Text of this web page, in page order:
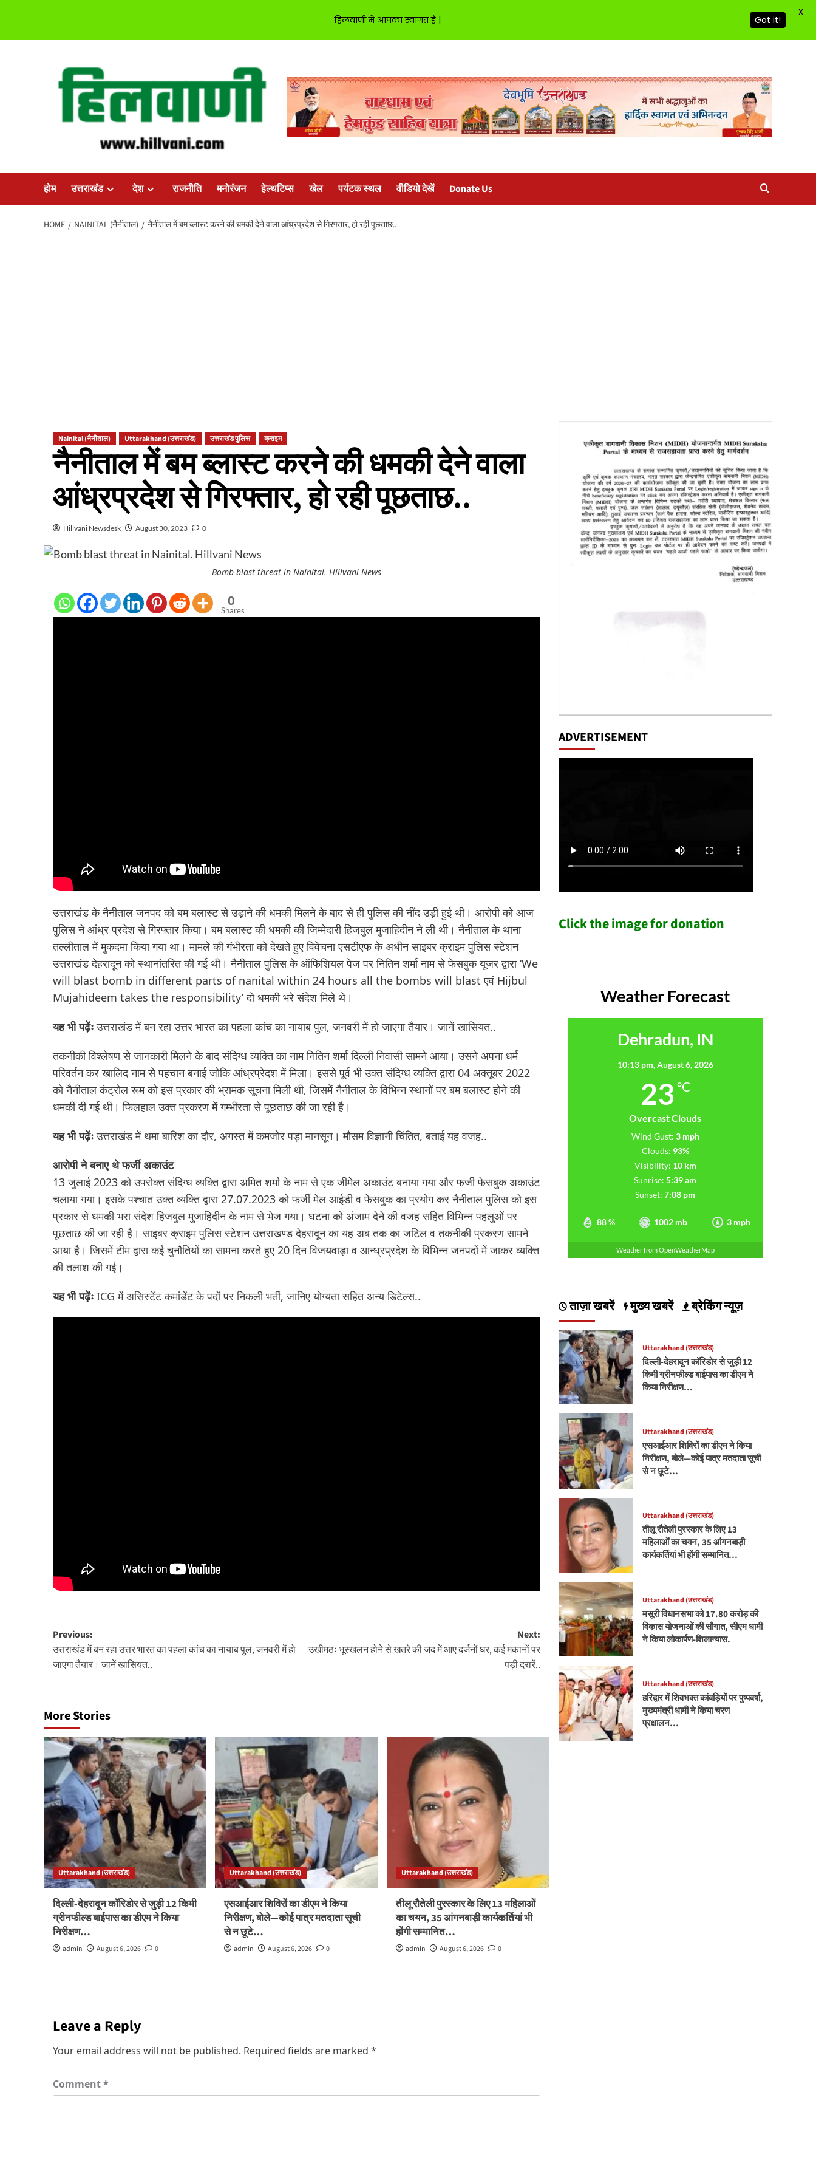
होम उत्तराखंड देश राजनीति मनोरंजन हेल्थटिप्स खेल पर्यटक स्थल वीडियो देखें Donate Us
HOME NAINITAL (नैनीताल) नैनीताल में बम ब्लास्ट करने की धमकी देने वाला आंध्रप्रदेश से गिरफ्तार, हो रही पूछताछ..
Nainital (नैनीताल) Uttarakhand (उत्तराखंड) उत्तराखंड पुलिस क्राइम
नैनीताल में बम ब्लास्ट करने की धमकी देने वाला
आंध्रप्रदेश से गिरफ्तार, हो रही पूछताछ..
Hillvani Newsdesk August 30, 2023 0
Bomb blast threat in Nainital. Hillvani News
0
Shares
उत्तराखंड के नैनीताल जनपद को बम बलास्ट से उड़ाने की धमकी मिलने के बाद से ही पुलिस की नींद उड़ी हुई थी। आरोपी को आज
पुलिस ने आंध्र प्रदेश से गिरफ्तार किया। बम बलास्ट की धमकी की जिम्मेदारी हिजबुल मुजाहिदीन ने ली थी। नैनीताल के थाना
तल्लीताल में मुकदमा किया गया था। मामले की गंभीरता को देखते हुए विवेचना एसटीएफ के अधीन साइबर क्राइम पुलिस स्टेशन
उत्तराखंड देहरादून को स्थानांतरित की गई थी। नैनीताल पुलिस के ऑफिशियल पेज पर नितिन शर्मा नाम से फेसबुक यूजर द्वारा ‘We
will blast bomb in different parts of nanital within 24 hours all the bombs will blast एवं Hijbul
Mujahideem takes the responsibility’ दो धमकी भरे संदेश मिले थे।
यह भी पढ़ेंः उत्तराखंड में बन रहा उत्तर भारत का पहला कांच का नायाब पुल, जनवरी में हो जाएगा तैयार। जानें खासियत..
तकनीकी विश्लेषण से जानकारी मिलने के बाद संदिग्ध व्यक्ति का नाम नितिन शर्मा दिल्ली निवासी सामने आया। उसने अपना धर्म
परिवर्तन कर खालिद नाम से पहचान बनाई जोकि आंध्रप्रेदश में मिला। इससे पूर्व भी उक्त संदिग्ध व्यक्ति द्वारा 04 अक्तूबर 2022
को नैनीताल कंट्रोल रूम को इस प्रकार की भ्रामक सूचना मिली थी, जिसमें नैनीताल के विभिन्न स्थानों पर बम बलास्ट होने की
धमकी दी गई थी। फिलहाल उक्त प्रकरण में गम्भीरता से पूछताछ की जा रही है।
यह भी पढ़ेंः उत्तराखंड में थमा बारिश का दौर, अगस्त में कमजोर पड़ा मानसून। मौसम विज्ञानी चिंतित, बताई यह वजह..
आरोपी ने बनाए थे फर्जी अकाउंट
13 जुलाई 2023 को उपरोक्त संदिग्ध व्यक्ति द्वारा अमित शर्मा के नाम से एक जीमेल अकाउंट बनाया गया और फर्जी फेसबुक अकाउंट
चलाया गया। इसके पश्चात उक्त व्यक्ति द्वारा 27.07.2023 को फर्जी मेल आईडी व फेसबुक का प्रयोग कर नैनीताल पुलिस को इस
प्रकार से धमकी भरा संदेश हिजबुल मुजाहिदीन के नाम से भेज गया। घटना को अंजाम देने की वजह सहित विभिन्न पहलुओं पर
पूछताछ की जा रही है। साइबर क्राइम पुलिस स्टेशन उत्तराखण्ड देहरादून का यह अब तक का जटिल व तकनीकी प्रकरण सामने
आया है। जिसमें टीम द्वारा कई चुनौतियों का सामना करते हुए 20 दिन विजयवाड़ा व आन्ध्रप्रदेश के विभिन्न जनपदों में जाकर व्यक्ति
की तलाश की गई।
यह भी पढ़ेंः ICG में असिस्टेंट कमांडेंट के पदों पर निकली भर्ती, जानिए योग्यता सहित अन्य डिटेल्स..
Post
navigation
Previous:
उत्तराखंड में बन रहा उत्तर भारत का पहला कांच का नायाब पुल, जनवरी में हो
जाएगा तैयार। जानें खासियत..
Next:
उखीमठः भूस्खलन होने से खतरे की जद में आए दर्जनों घर, कई मकानों पर
पड़ी दरारें..
More Stories
Uttarakhand (उत्तराखंड)
दिल्ली-देहरादून कॉरिडोर से जुड़ी 12 किमी
ग्रीनफील्ड बाईपास का डीएम ने किया
निरीक्षण…
admin August 6, 2026 0
Uttarakhand (उत्तराखंड)
एसआईआर शिविरों का डीएम ने किया
निरीक्षण, बोले—कोई पात्र मतदाता सूची
से न छूटे…
admin August 6, 2026 0
Uttarakhand (उत्तराखंड)
तीलू रौतेली पुरस्कार के लिए 13 महिलाओं
का चयन, 35 आंगनबाड़ी कार्यकर्तियां भी
होंगी सम्मानित…
admin August 6, 2026 0
Leave a Reply
Your email address will not be published. Required fields are marked *
Comment*
ADVERTISEMENT
Click the image for donation
Weather Forecast
Dehradun, IN
10:13 pm,August 6, 2026
23 °C
Overcast Clouds
88 % 1002 mb 3 mph
Wind Gust: 3 mph
Clouds: 93%
Visibility: 10 km
Sunrise: 5:39 am
Sunset: 7:08 pm
Weather from OpenWeatherMap
ताज़ा खबरें मुख्य खबरें ब्रेकिंग न्यूज़
Uttarakhand (उत्तराखंड)
दिल्ली-देहरादून कॉरिडोर से जुड़ी 12
किमी ग्रीनफील्ड बाईपास का डीएम ने
किया निरीक्षण…
Uttarakhand (उत्तराखंड)
एसआईआर शिविरों का डीएम ने किया
निरीक्षण, बोले—कोई पात्र मतदाता सूची
से न छूटे…
Uttarakhand (उत्तराखंड)
तीलू रौतेली पुरस्कार के लिए 13
महिलाओं का चयन, 35 आंगनबाड़ी
कार्यकर्तियां भी होंगी सम्मानित…
Uttarakhand (उत्तराखंड)
मसूरी विधानसभा को 17.80 करोड़ की
विकास योजनाओं की सौगात, सीएम धामी
ने किया लोकार्पण-शिलान्यास.
Uttarakhand (उत्तराखंड)
हरिद्वार में शिवभक्त कांवड़ियों पर पुष्पवर्षा,
मुख्यमंत्री धामी ने किया चरण
प्रक्षालन…
हिलवाणी में आपका स्वागत है | Got it!
X